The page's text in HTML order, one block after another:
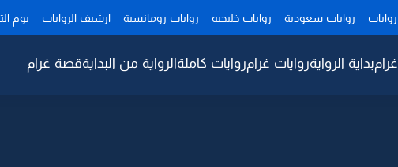
روايات روايات سعودية روايات خليجيه روايات رومانسية ارشيف الروايات يوم
غرامبداية الروايةروايات غرامروايات كاملةالرواية من البدايةقصة غرام